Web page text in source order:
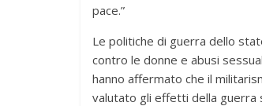
pace.”
Le politiche di guerra dello
contro le donne e abusi
hanno affermato che il
valutato gli effetti della guerra